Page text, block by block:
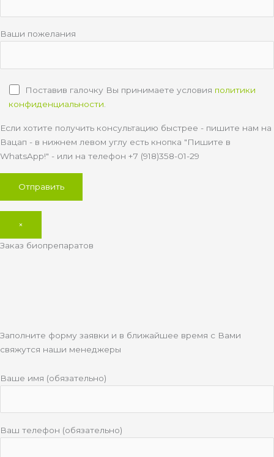
Ваши пожелания
Поставив галочку Вы принимаете условия политики
конфиденциальности
Если хотите получить консультацию быстрее - пишите нам на
Вацап - в нижнем левом углу есть кнопка "Пишите в
WhatsApp!" - или на телефон +7 (918)358-01-29
×
Заказ биопрепаратов
Заполните форму заявки и в ближайшее время с Вами
свяжутся наши менеджеры
Ваше имя (обязательно)
Ваш телефон (обязательно)